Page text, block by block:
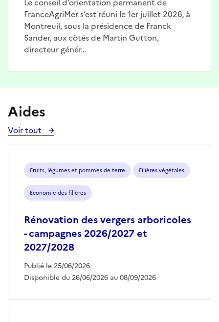
FranceAgriMer s’est réuni le 1er juillet 2026, à
Montreuil, sous la présidence de Franck
Sander, aux côtés de Martin Gutton,
directeur génér…
Aides
Voir tout
Voir
toutes
aides
Fruits, légumes et pommes de terre Filières végétales
Économie des filières
Rénovation des vergers arboricoles
- campagnes 2026/2027 et
2027/2028
Publié le 25/06/2026
Disponible du 26/06/2026 au 08/09/2026